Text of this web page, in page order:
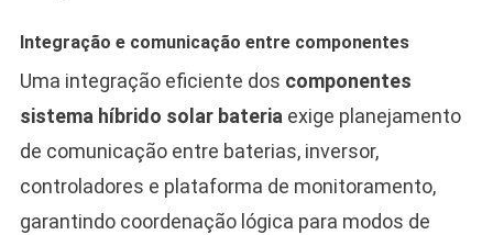
Integração e comunicação entre componentes
Uma integração eficiente dos componentes
sistema híbrido solar bateriaexige planejamento
de comunicação entre baterias, inversor,
controladores e plataforma de monitoramento,
garantindo coordenação lógica para modos de